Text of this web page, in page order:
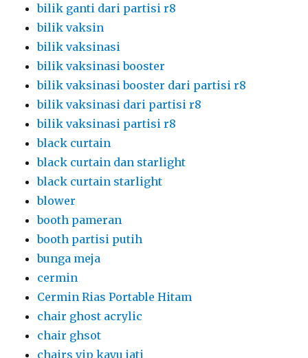
bilik ganti dari partisi r8
bilik vaksin
bilik vaksinasi
bilik vaksinasi booster
bilik vaksinasi booster dari partisi r8
bilik vaksinasi dari partisi r8
bilik vaksinasi partisi r8
black curtain
black curtain dan starlight
black curtain starlight
blower
booth pameran
booth partisi putih
bunga meja
cermin
Cermin Rias Portable Hitam
chair ghost acrylic
chair ghsot
chairs vip kayu jati